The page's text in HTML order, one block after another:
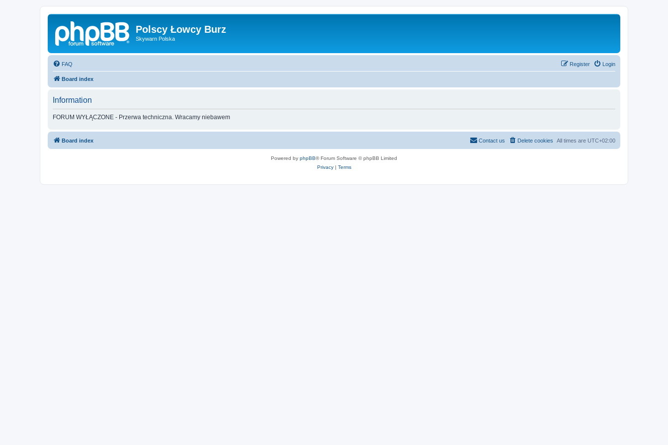
Polscy Łowcy Burz
Skywarn Polska
FAQ Login
Register
Board index
Information
FORUM WYŁĄCZONE - Przerwa techniczna. Wracamy niebawem
Board index All times are UTC+02:00
Delete cookies
Contact us
Powered by phpBB® Forum Software © phpBB Limited
Privacy| Terms